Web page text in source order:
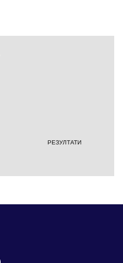
РЕЗУЛТАТИ